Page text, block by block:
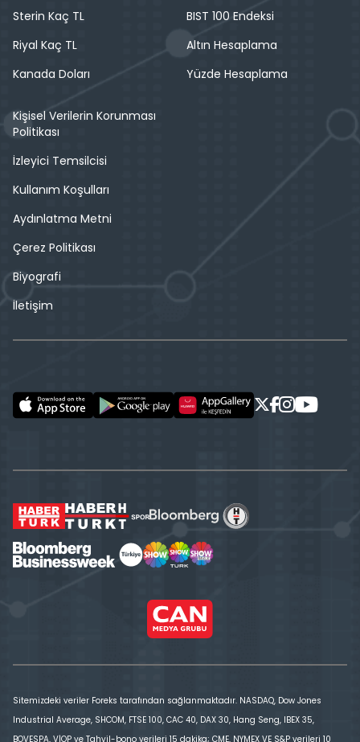
Sterin Kaç TL
Riyal Kaç TL
Kanada Doları
BIST 100 Endeksi
Altın Hesaplama
Yüzde Hesaplama
Kişisel Verilerin Korunması
Politikası
İzleyici Temsilcisi
Kullanım Koşulları
Aydınlatma Metni
Çerez Politikası
Biyografi
İletişim
Sitemizdeki veriler Foreks tarafından sağlanmaktadır. NASDAQ, Dow Jones
Industrial Average, SHCOM, FTSE 100, CAC 40, DAX 30, Hang Seng, IBEX 35,
BOVESPA, VİOP ve Tahvil-bono verileri 15 dakika; CME, NYMEX VE S&P verileri 10